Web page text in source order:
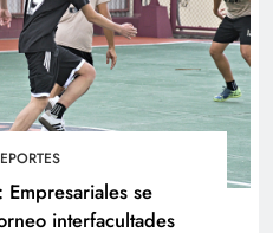
se
interfacultades